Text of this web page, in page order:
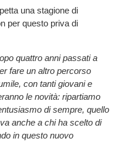
una stagione di
per questo priva di
quattro anni passati a
fare un altro percorso
con tanti giovani e
le novità: ripartiamo
di sempre, quello
anche a chi ha scelto di
in questo nuovo